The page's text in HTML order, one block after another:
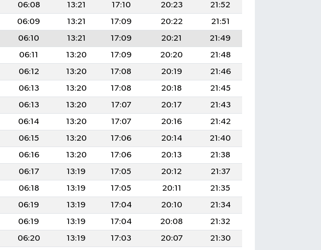
06:08 13:21 17:10 20:23
21:52
06:09 13:21 17:09 20:22
21:51
06:10 13:21 17:09 20:21
21:49
06:11 13:20 17:09 20:20
21:48
06:12 13:20 17:08 20:19
21:46
06:13 13:20 17:08 20:18
21:45
06:13 13:20 17:07 20:17
21:43
06:14 13:20 17:07 20:16
21:42
06:15 13:20 17:06 20:14
21:40
06:16 13:20 17:06 20:13
21:38
06:17 13:19 17:05 20:12
21:37
06:18 13:19 17:05 20:11
21:35
06:19 13:19 17:04 20:10
21:34
06:19 13:19 17:04 20:08
21:32
06:20 13:19 17:03 20:07
21:30